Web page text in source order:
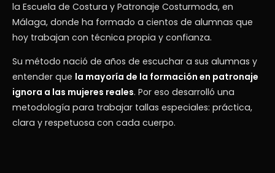
la Escuela de Costura y Patronaje Costurmoda, en
Málaga, donde ha formado a cientos de alumnas que
hoy trabajan con técnica propia y confianza.
Su método nació de años de escuchar a sus alumnas y
entender que la mayoría de la formación en patronaje
ignora a las mujeres reales. Por eso desarrolló una
metodología para trabajar tallas especiales: práctica,
clara y respetuosa con cada cuerpo.